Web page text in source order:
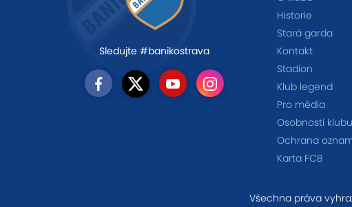
Sledujte #banikostrava
Historie
Stará garda
Kontakt
Stadion
Klub legend
Pro média
Osobnosti klubu
Ochrana
Karta FCB
Všechna práva